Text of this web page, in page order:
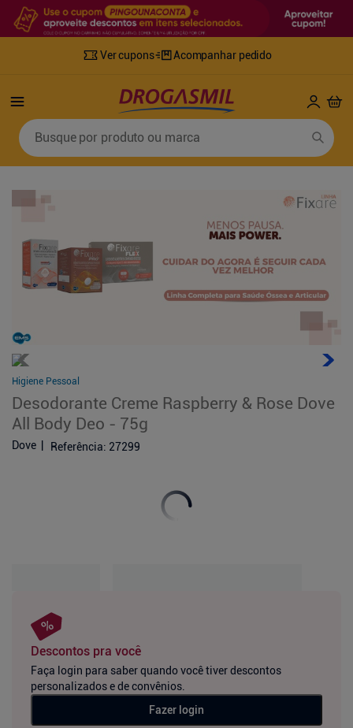
Ver cupons Acompanhar pedido
Busque por produto ou marca
Higiene Pessoal
Desodorante Creme Raspberry & Rose Dove
All Body Deo - 75g
Dove Referência: 27299
Descontos pra você
Faça login para saber quando você tiver descontos
personalizados e de convênios.
Fazer login
Termos mais buscados
3
5º desodorante
fralda xg
10º shampoo